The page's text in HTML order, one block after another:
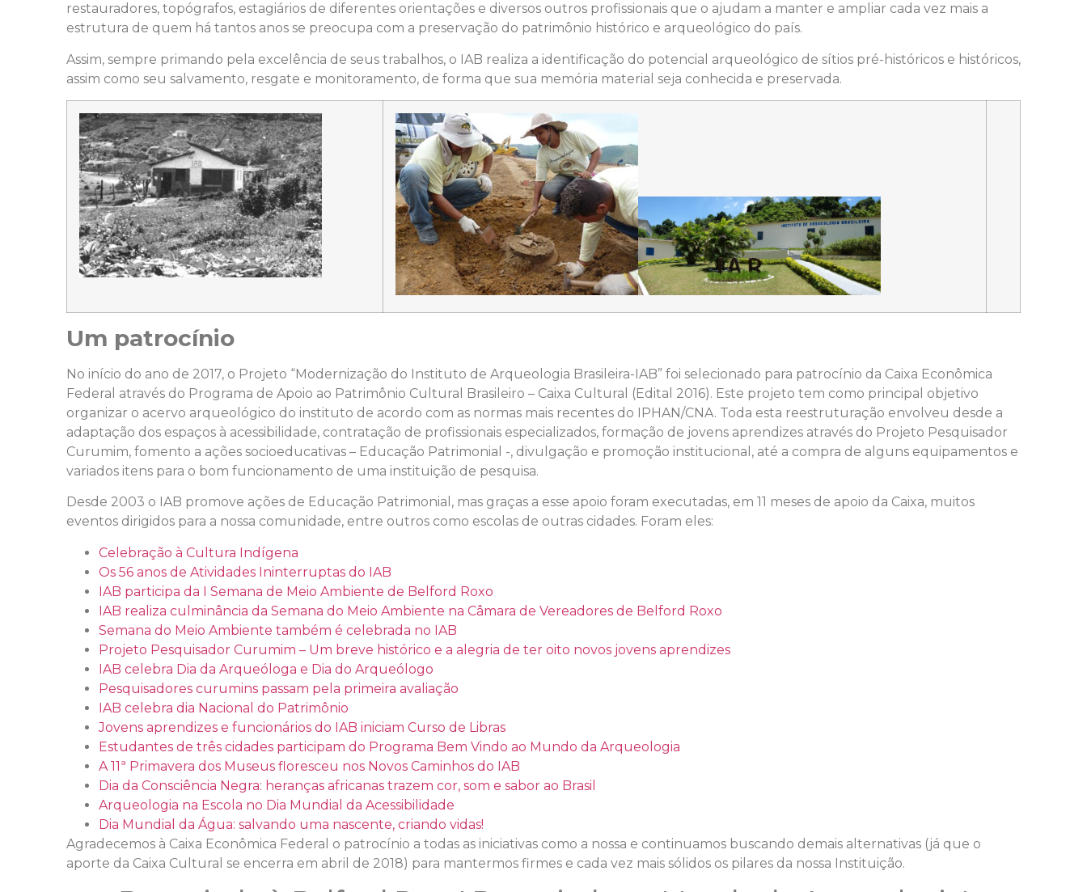
restauradores, topógrafos, estagiários de diferentes orientações e diversos outros profissionais que o ajudam a manter e ampliar cada vez mais a
estrutura de quem há tantos anos se preocupa com a preservação do patrimônio histórico e arqueológico do país.
Assim, sempre primando pela excelência de seus trabalhos, o IAB realiza a identificação do potencial arqueológico de sítios pré-históricos e históricos,
assim como seu salvamento, resgate e monitoramento, de forma que sua memória material seja conhecida e preservada.
Um patrocínio
No início do ano de 2017, o Projeto “Modernização do Instituto de Arqueologia Brasileira-IAB” foi selecionado para patrocínio da Caixa Econômica
Federal através do Programa de Apoio ao Patrimônio Cultural Brasileiro – Caixa Cultural (Edital 2016). Este projeto tem como principal objetivo
organizar o acervo arqueológico do instituto de acordo com as normas mais recentes do IPHAN/CNA. Toda esta reestruturação envolveu desde a
adaptação dos espaços à acessibilidade, contratação de profissionais especializados, formação de jovens aprendizes através do Projeto Pesquisador
Curumim, fomento a ações socioeducativas – Educação Patrimonial -, divulgação e promoção institucional, até a compra de alguns equipamentos e
variados itens para o bom funcionamento de uma instituição de pesquisa.
Desde 2003 o IAB promove ações de Educação Patrimonial, mas graças a esse apoio foram executadas, em 11 meses de apoio da Caixa, muitos
eventos dirigidos para a nossa comunidade, entre outros como escolas de outras cidades. Foram eles:
Celebração à Cultura Indígena
Os 56 anos de Atividades Ininterruptas do IAB
IAB participa da I Semana de Meio Ambiente de Belford Roxo
IAB realiza culminância da Semana do Meio Ambiente na Câmara de Vereadores de Belford Roxo
Semana do Meio Ambiente também é celebrada no IAB
Projeto Pesquisador Curumim – Um breve histórico e a alegria de ter oito novos jovens aprendizes
IAB celebra Dia da Arqueóloga e Dia do Arqueólogo
Pesquisadores curumins passam pela primeira avaliação
IAB celebra dia Nacional do Patrimônio
Jovens aprendizes e funcionários do IAB iniciam Curso de Libras
Estudantes de três cidades participam do Programa Bem Vindo ao Mundo da Arqueologia
A 11ª Primavera dos Museus floresceu nos Novos Caminhos do IAB
Dia da Consciência Negra: heranças africanas trazem cor, som e sabor ao Brasil
Arqueologia na Escola no Dia Mundial da Acessibilidade
Dia Mundial da Água: salvando uma nascente, criando vidas!
Agradecemos à Caixa Econômica Federal o patrocínio a todas as iniciativas como a nossa e continuamos buscando demais alternativas (já que o
aporte da Caixa Cultural se encerra em abril de 2018) para mantermos firmes e cada vez mais sólidos os pilares da nossa Instituição.